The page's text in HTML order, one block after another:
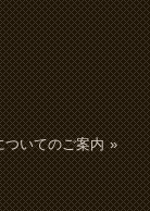
ついてのご案内